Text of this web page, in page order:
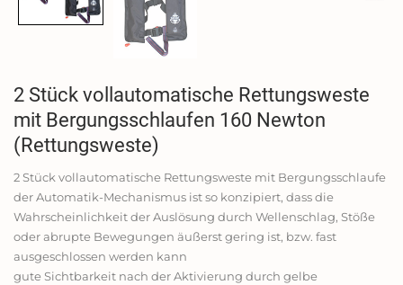
2 Stück vollautomatische Rettungsweste
mit Bergungsschlaufen 160 Newton
(Rettungsweste)
2 Stück vollautomatische Rettungsweste mit Bergungsschlaufe
der Automatik-Mechanismus ist so konzipiert, dass die
Wahrscheinlichkeit der Auslösung durch Wellenschlag, Stöße
oder abrupte Bewegungen äußerst gering ist, bzw. fast
ausgeschlossen werden kann
gute Sichtbarkeit nach der Aktivierung durch gelbe